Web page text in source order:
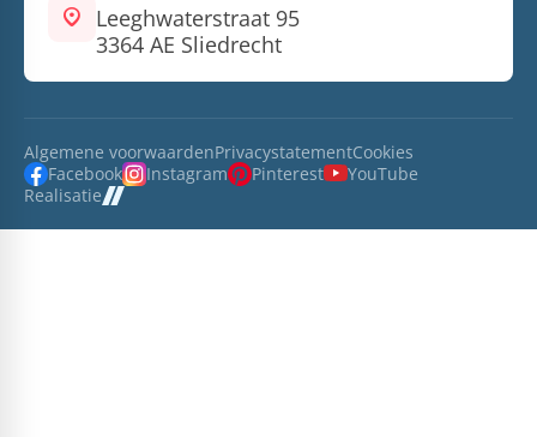
location_on Leeghwaterstraat 95
3364 AE Sliedrecht
Algemene voorwaardenPrivacystatementCookies
Facebook
Instagram Pinterest
YouTube
Realisatie